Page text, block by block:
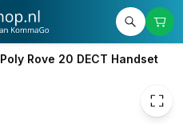
Poly Rove 20 DECT Handset